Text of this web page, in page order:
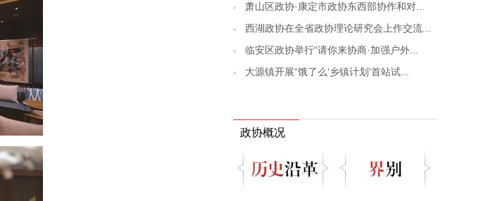
萧山区政协·康定市政协东西部协作和对...
西湖政协在全省政协理论研究会上作交流...
临安区政协举行“请你来协商·加强户外...
大源镇开展“饿了么‘乡镇计划’首站试...
政协概况